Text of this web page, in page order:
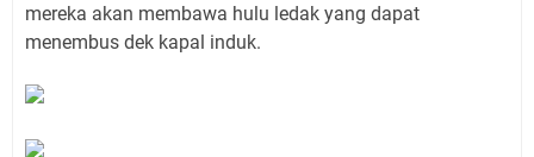
mereka akan membawa hulu ledak yang dapat
menembus dek kapal induk.